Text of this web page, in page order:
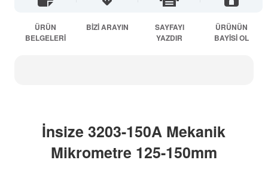
ÜRÜN
BELGELERİ
BİZİ ARAYIN
SAYFAYI
YAZDIR
ÜRÜNÜN
BAYİSİ OL
İnsize 3203-150A Mekanik
Mikrometre 125-150mm